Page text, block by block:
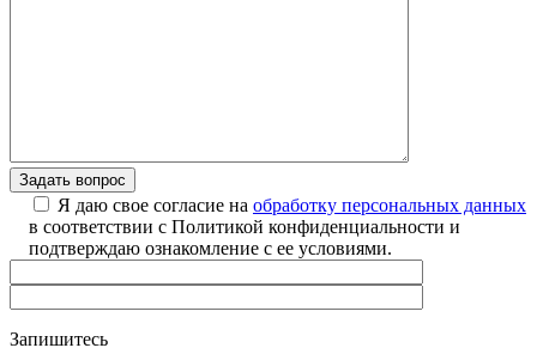
Я даю свое согласие на обработку персональных данных
в соответствии с Политикой конфиденциальности и
подтверждаю ознакомление с ее условиями.
Запишитесь